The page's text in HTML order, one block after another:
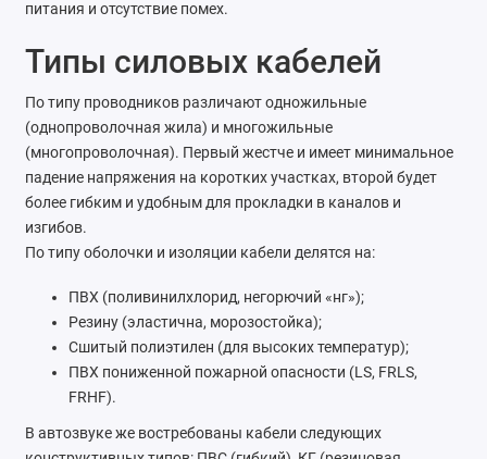
питания и отсутствие помех.
Типы силовых кабелей
По типу проводников различают одножильные
(однопроволочная жила) и многожильные
(многопроволочная). Первый жестче и имеет минимальное
падение напряжения на коротких участках, второй будет
более гибким и удобным для прокладки в каналов и
изгибов.
По типу оболочки и изоляции кабели делятся на:
ПВХ (поливинилхлорид, негорючий «нг»);
Резину (эластична, морозостойка);
Сшитый полиэтилен (для высоких температур);
ПВХ пониженной пожарной опасности (LS, FRLS,
FRHF).
В автозвуке же востребованы кабели следующих